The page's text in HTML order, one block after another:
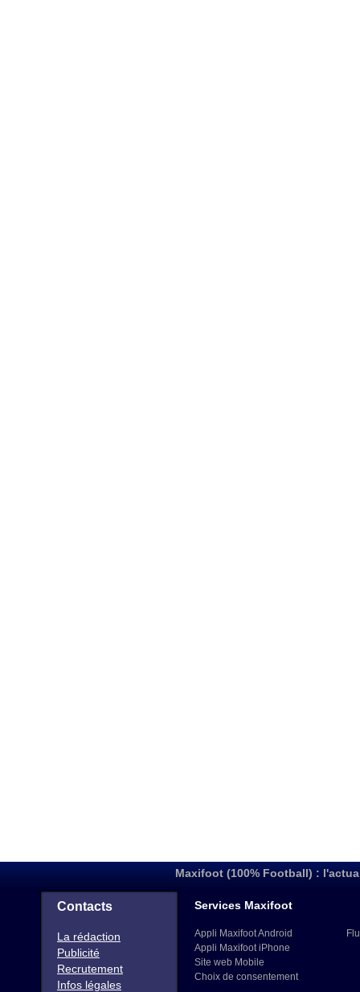
Maxifoot (100% Football) :
Contacts
La rédaction
Publicité
Recrutement
Infos légales
Services Maxifoot
Appli Maxifoot Android
Appli Maxifoot iPhone
Site web Mobile
Choix de consentement